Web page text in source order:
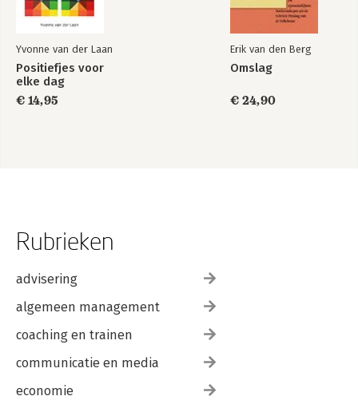
Yvonne van der Laan
Positiefjes voor
elke dag
€ 14,95
Erik van den Berg
Omslag
€ 24,90
Rubrieken
advisering
algemeen management
coaching en trainen
communicatie en media
economie